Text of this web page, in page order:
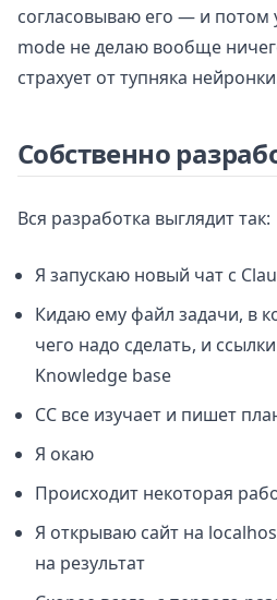
согласовываю его — и потом
mode не делаю вообще
страхует от тупняка
Собственно
Вся разработка выглядит так:
Я запускаю новый чат с
Кидаю ему файл задачи, в
чего надо сделать, и
Knowledge base
CC все изучает и пишет
Я окаю
Происходит некоторая
Я открываю сайт на
на результат